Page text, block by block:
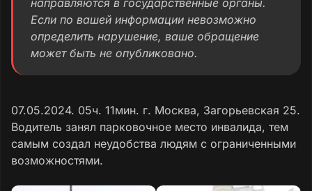
Если по вашей информации невозможно
определить нарушение, ваше обращение
может быть не опубликовано.
07.05.2024. 05ч. 11мин. г. Москва, Загорьевская 25.
Водитель занял парковочное место инвалида, тем
самым создал неудобства людям с ограниченными
возможностями.